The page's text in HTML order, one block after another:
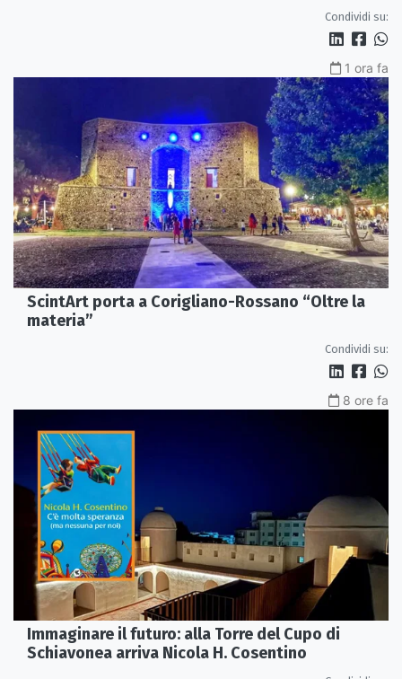
Condividi su:
1 ora fa
ScintArt porta a Corigliano-Rossano “Oltre la
materia”
Condividi su:
8 ore fa
Immaginare il futuro: alla Torre del Cupo di
Schiavonea arriva Nicola H. Cosentino